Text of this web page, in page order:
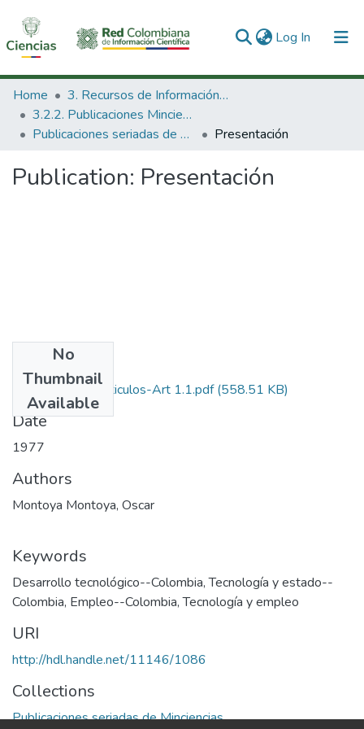
Log In (current)
Communities & Collections
All of DSpace
Home
3. Recursos de Información Científica y Tecnológica
3.2.2. Publicaciones Minciencias
Publicaciones seriadas de Minciencias
Presentación
Publication: Presentación
No
Thumbnail
Available
1977-V1-N1-Articulos-Art 1.1.pdf(558.51 KB)
Date
1977
Authors
Montoya Montoya, Oscar
Keywords
Desarrollo tecnológico--Colombia,Tecnología y estado--
Colombia, Empleo--Colombia,Tecnología y empleo
URI
http://hdl.handle.net/11146/1086
Collections
Publicaciones seriadas de Minciencias